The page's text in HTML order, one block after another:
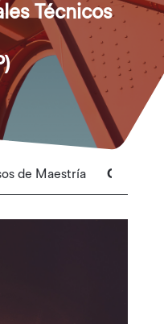
Técnicos
de Maestría Cursos